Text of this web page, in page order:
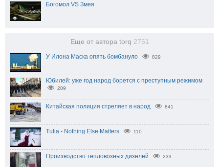
Богомол VS Змея
Еще от автора torq 2751
У Илона Маска опять бомбануло 829
Юбилей: уже год народ борется с преступным режимом
209
Китайская полиция стреляет в народ 841
Tulia - Nothing Else Matters 110
Производство тепловозных дизелей 233